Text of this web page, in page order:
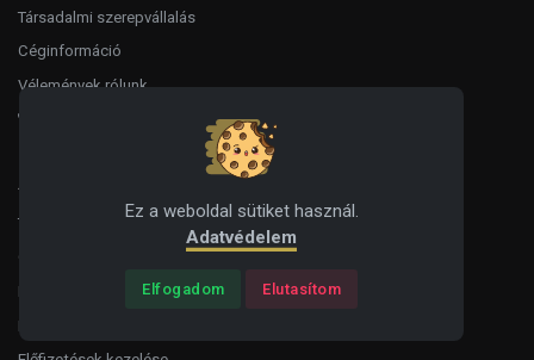
Ez a weboldal sütiket használ.
Adatvédelem
Elfogadom Elutasítom
Társadalmi szerepvállalás
Céginformáció
Vélemények rólunk
Általános
Titoktartás
Hibajelentés
Fiókom